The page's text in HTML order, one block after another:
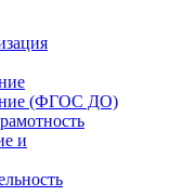
(ФГОС ДО)
и